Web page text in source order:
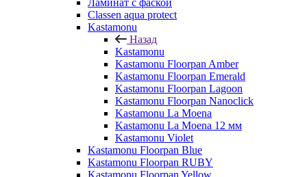
Ламинат с фаской
Classen aqua protect
Kastamonu
Назад
Kastamonu
Kastamonu Floorpan Amber
Kastamonu Floorpan Emerald
Kastamonu Floorpan Lagoon
Kastamonu Floorpan Nanoclick
Kastamonu La Moena
Kastamonu La Moena 12 мм
Kastamonu Violet
Kastamonu Floorpan Blue
Kastamonu Floorpan RUBY
Kastamonu Floorpan Yellow